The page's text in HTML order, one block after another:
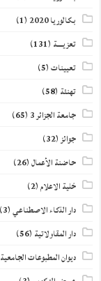
بكالوريا 2020
(1)
تعزيــــة (131)
تعيينات(5)
تهنئة (58)
جامعة الجزائر 3 (65)
جوائز(32)
حاضنة الأعمال(26)
خلية الاعلام(2)
دار الذكاء الاصطناعي(3)
دار المقاولاتية (56)
ديوان المطبوعات الجامعية